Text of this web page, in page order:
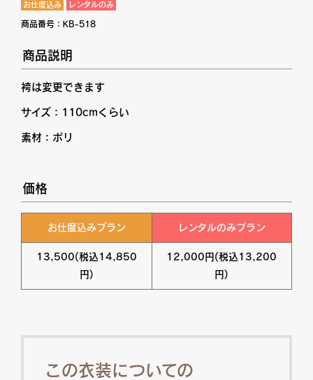
お仕度込み レンタルのみ
商品番号： KB-518
商品説明
袴は変更できます
サイズ：110cmくらい
素材：ポリ
価格
お仕度込みプラン
13,500(税込14,850
円)
レンタルのみプラン
12,000円(税込13,200
円)
この衣装についての